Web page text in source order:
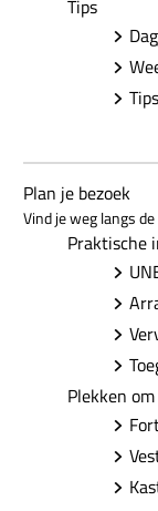
Tips
Plan je bezoek
Vind je weg langs
Praktische
Plekken